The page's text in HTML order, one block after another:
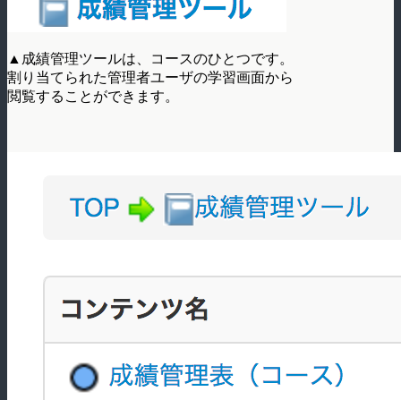
▲成績管理ツールは、コースのひとつです。
割り当てられた管理者ユーザの学習画面から
閲覧することができます。